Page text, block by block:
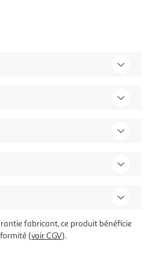
fabricant, ce produit bénéficie
(voir CGV).